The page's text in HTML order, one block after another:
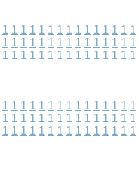
1 1 1 1 1 1 1 1 1 1 1 1 1 1 1
1 1 1 1 1 1 1 1 1 1 1 1 1 1 1
1 1 1 1 1 1 1 1 1 1 1 1 1 1 1
1 1 1 1 1 1 1 1 1 1 1 1 1 1 1
1 1 1 1 1 1 1 1 1 1 1 1 1 1 1
1 1 1 1 1 1 1 1 1 1 1 1 1 1 1